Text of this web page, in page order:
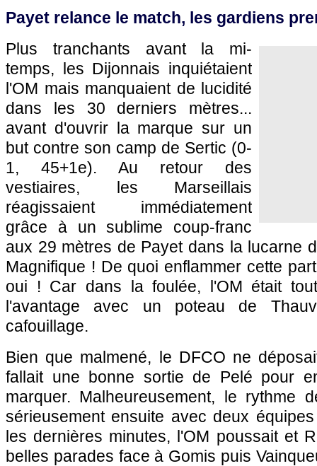
Payet relance le match, les gardiens
Plus tranchants avant la mi-
temps, les Dijonnais inquiétaient
l'OM mais manquaient de lucidité
dans les 30 derniers mètres...
avant d'ouvrir la marque sur un
but contre son camp de Sertic (0-
1, 45+1e). Au retour des
vestiaires, les Marseillais
réagissaient immédiatement
grâce à un sublime coup-franc
aux 29 mètres de Payet dans la lucarne
Magnifique ! De quoi enflammer cette
oui ! Car dans la foulée, l'OM était
l'avantage avec un poteau de
cafouillage.
Bien que malmené, le DFCO ne
fallait une bonne sortie de Pelé pour
marquer. Malheureusement, le rythme
sérieusement ensuite avec deux
les dernières minutes, l'OM poussait et
belles parades face à Gomis puis